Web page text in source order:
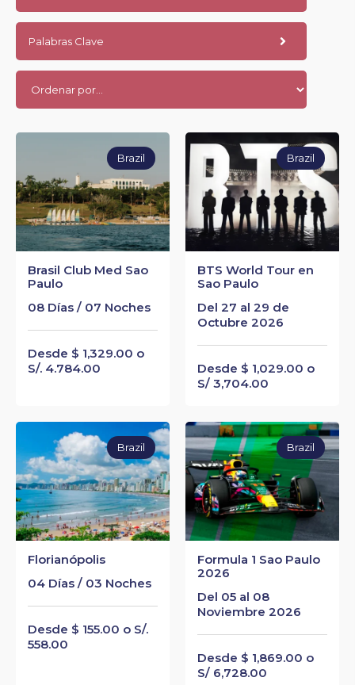
Palabras Clave
Brasil Club Med Sao
Paulo
08 Días / 07 Noches
Desde $ 1,329.00 o
S/. 4.784.00
Brazil
BTS World Tour en
Sao Paulo
Del 27 al 29 de
Octubre 2026
Desde $ 1,029.00 o
S/ 3,704.00
Brazil
Florianópolis
04 Días / 03 Noches
Desde $ 155.00 o S/.
558.00
Brazil
Formula 1 Sao Paulo
2026
Del 05 al 08
Noviembre 2026
Desde $ 1,869.00 o
S/ 6,728.00
Brazil